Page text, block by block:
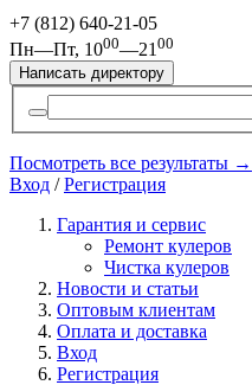
+7 (812) 640-21-05
Пн—Пт, 1000—21 00
Написать директору
Посмотреть все результаты →
Вход /Регистрация
Гарантия и сервис
Ремонт кулеров
Чистка кулеров
Новости и статьи
Оптовым клиентам
Оплата и доставка
Вход
Регистрация